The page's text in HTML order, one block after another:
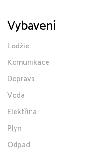
Vybavení
Lodžie
Komunikace
Doprava
Voda
Elektřina
Plyn
Odpad